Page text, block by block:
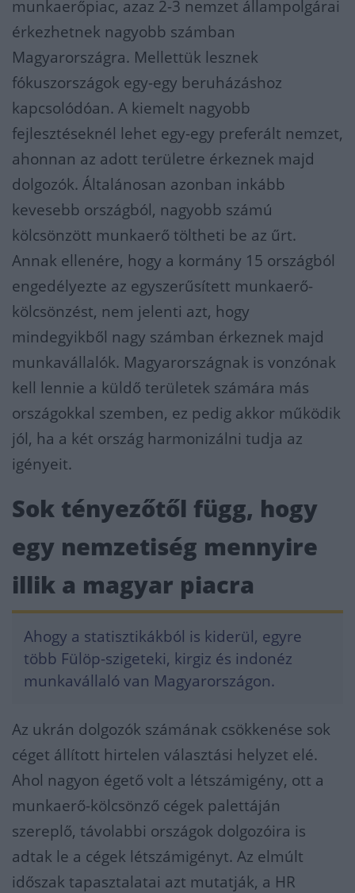
munkaerőpiac, azaz 2-3 nemzet állampolgárai
érkezhetnek nagyobb számban
Magyarországra. Mellettük lesznek
fókuszországok egy-egy beruházáshoz
kapcsolódóan. A kiemelt nagyobb
fejlesztéseknél lehet egy-egy preferált nemzet,
ahonnan az adott területre érkeznek majd
dolgozók. Általánosan azonban inkább
kevesebb országból, nagyobb számú
kölcsönzött munkaerő töltheti be az űrt.
Annak ellenére, hogy a kormány 15 országból
engedélyezte az egyszerűsített munkaerő-
kölcsönzést, nem jelenti azt, hogy
mindegyikből nagy számban érkeznek majd
munkavállalók. Magyarországnak is vonzónak
kell lennie a küldő területek számára más
országokkal szemben, ez pedig akkor működik
jól, ha a két ország harmonizálni tudja az
igényeit.
Sok tényezőtől függ, hogy
egy nemzetiség mennyire
illik a magyar piacra
Ahogy a statisztikákból is kiderül, egyre
több Fülöp-szigeteki, kirgiz és indonéz
munkavállaló van Magyarországon.
Az ukrán dolgozók számának csökkenése sok
céget állított hirtelen választási helyzet elé.
Ahol nagyon égető volt a létszámigény, ott a
munkaerő-kölcsönző cégek palettáján
szereplő, távolabbi országok dolgozóira is
adtak le a cégek létszámigényt. Az elmúlt
időszak tapasztalatai azt mutatják, a HR